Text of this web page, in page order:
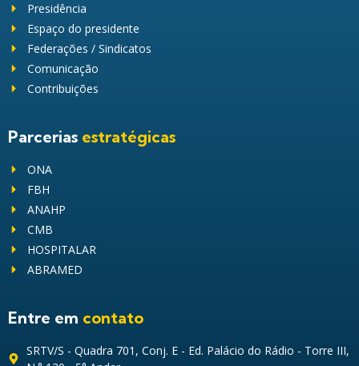
Presidência
Espaço do presidente
Federações / Sindicatos
Comunicação
Contribuições
Parcerias estratégicas
ONA
FBH
ANAHP
CMB
HOSPITALAR
ABRAMED
Entre em contato
SRTV/S - Quadra 701, Conj. E - Ed. Palácio do Rádio - Torre III,